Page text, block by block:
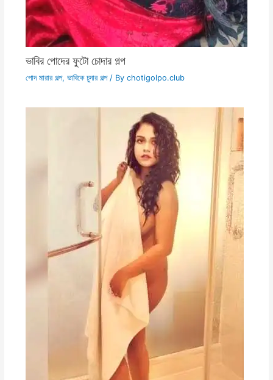
ভাবির পোদের ফুটো চোদার গল্প
পোদ মারার গল্প, ভাবিকে চুদার গল্প/ By chotigolpo.club